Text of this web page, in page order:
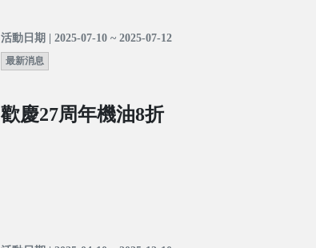
活動日期 | 2025-07-10 ~ 2025-07-12
最新消息
歡慶27周年機油8折